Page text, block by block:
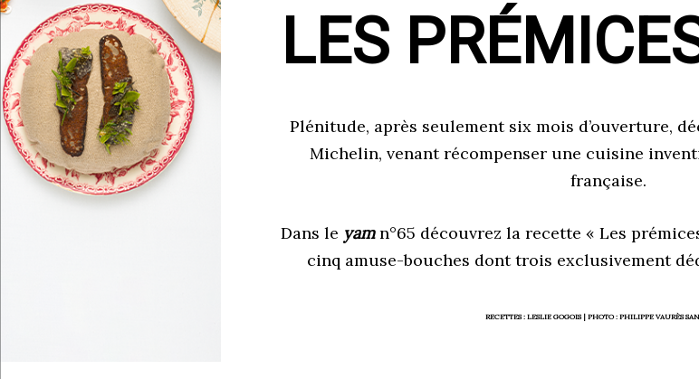
LES
Plénitude, après seulement six mois d’ouverture,
Michelin, venant récompenser une cuisine
française.
Dans le yam n°65 découvrez la recette « Les
cinq amuse-bouches dont trois exclusivement
RECETTES : LESLIE GOGOIS | PHOTO : PHILIPPE VAURÈS